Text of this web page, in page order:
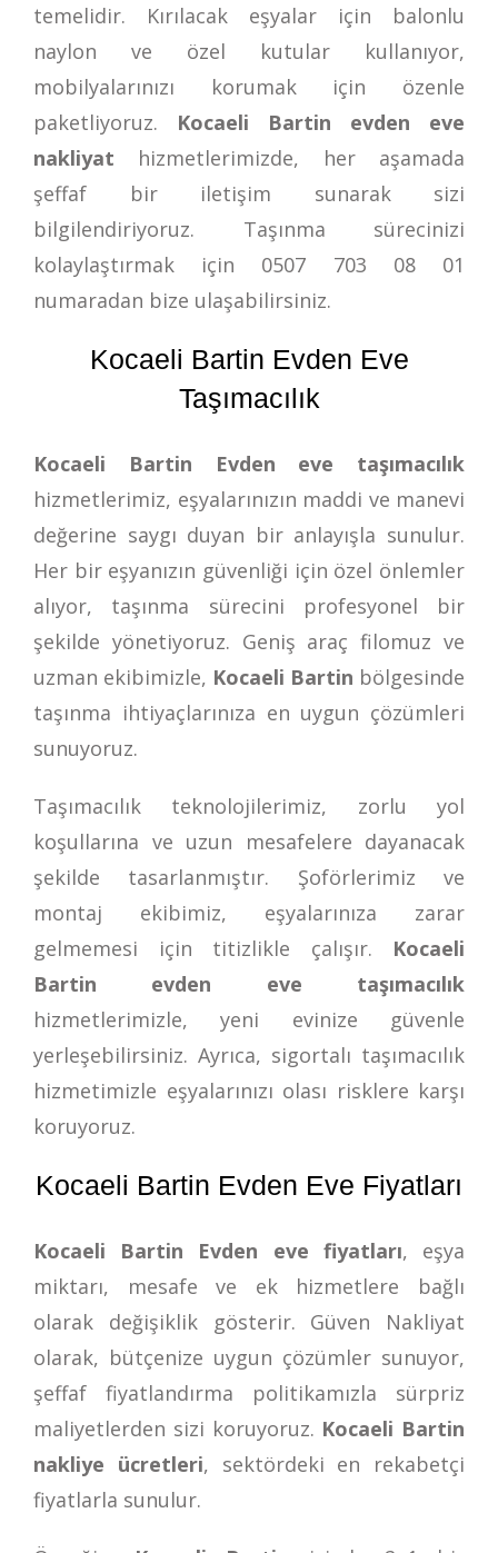
temelidir. Kırılacak eşyalar için balonlu
naylon ve özel kutular kullanıyor,
mobilyalarınızı korumak için özenle
paketliyoruz. Kocaeli Bartin evden eve
nakliyat hizmetlerimizde, her aşamada
şeffaf bir iletişim sunarak sizi
bilgilendiriyoruz. Taşınma sürecinizi
kolaylaştırmak için 0507 703 08 01
numaradan bize ulaşabilirsiniz.
Kocaeli Bartin Evden Eve
Taşımacılık
Kocaeli Bartin Evden eve taşımacılık
hizmetlerimiz, eşyalarınızın maddi ve manevi
değerine saygı duyan bir anlayışla sunulur.
Her bir eşyanızın güvenliği için özel önlemler
alıyor, taşınma sürecini profesyonel bir
şekilde yönetiyoruz. Geniş araç filomuz ve
uzman ekibimizle, Kocaeli Bartin bölgesinde
taşınma ihtiyaçlarınıza en uygun çözümleri
sunuyoruz.
Taşımacılık teknolojilerimiz, zorlu yol
koşullarına ve uzun mesafelere dayanacak
şekilde tasarlanmıştır. Şoförlerimiz ve
montaj ekibimiz, eşyalarınıza zarar
gelmemesi için titizlikle çalışır. Kocaeli
Bartin evden eve taşımacılık
hizmetlerimizle, yeni evinize güvenle
yerleşebilirsiniz. Ayrıca, sigortalı taşımacılık
hizmetimizle eşyalarınızı olası risklere karşı
koruyoruz.
Kocaeli Bartin Evden Eve Fiyatları
Kocaeli Bartin Evden eve fiyatları, eşya
miktarı, mesafe ve ek hizmetlere bağlı
olarak değişiklik gösterir. Güven Nakliyat
olarak, bütçenize uygun çözümler sunuyor,
şeffaf fiyatlandırma politikamızla sürpriz
maliyetlerden sizi koruyoruz. Kocaeli Bartin
nakliye ücretleri, sektördeki en rekabetçi
fiyatlarla sunulur.